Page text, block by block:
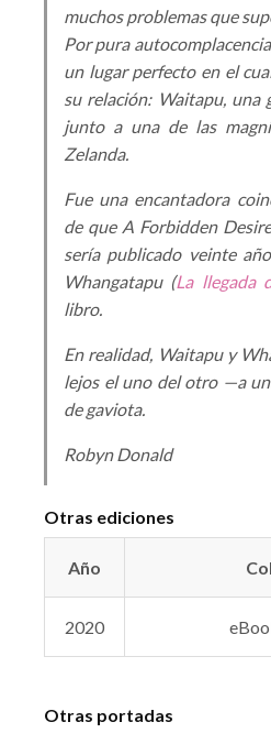
muchos problemas que
Por pura
un lugar perfecto en el
su relación: Waitapu, una
junto a una de las
Zelanda.
Fue una encantadora
de que A Forbidden
sería publicado veinte
Whangatapu (La llegada
libro.
En realidad, Waitapu y
lejos el uno del otro —a
de gaviota.
Robyn Donald
Otras ediciones
Año
2020
Otras portadas